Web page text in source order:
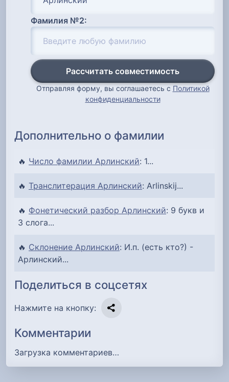
Фамилия №2:
Рассчитать совместимость
Отправляя форму, вы соглашаетесь с Политикой
конфиденциальности
Дополнительно о фамилии
🔥 Число фамилии Арлинский: 1...
🔥 Транслитерация Арлинский: Arlinskij...
🔥 Фонетический разбор Арлинский: 9 букв и
3 слога...
🔥 Склонение Арлинский: И.п. (есть кто?) -
Арлинский...
Поделиться в соцсетях
Нажмите на кнопку:
Комментарии
Загрузка комментариев…